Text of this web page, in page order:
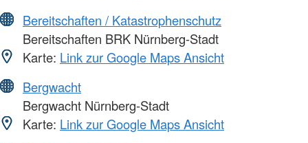
Bereitschaften / Katastrophenschutz
Bereitschaften BRK Nürnberg-Stadt
Karte: Link zur Google Maps Ansicht
Bergwacht
Bergwacht Nürnberg-Stadt
Karte: Link zur Google Maps Ansicht